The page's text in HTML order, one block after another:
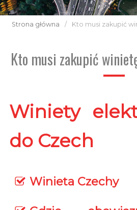
Strona główna / Kto musi zakupić
Kto musi zakupić
Winiety
do Czech
Winieta Czechy